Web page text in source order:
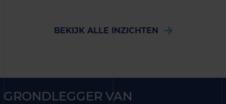
BEKIJK ALLE INZICHTEN
GRONDLEGGER VAN